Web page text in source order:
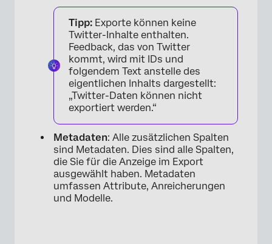
Tipp: Exporte können keine
Twitter-Inhalte enthalten.
Feedback, das von Twitter
kommt, wird mit IDs und
folgendem Text anstelle des
eigentlichen Inhalts dargestellt:
„Twitter-Daten können nicht
exportiert werden.“
Metadaten: Alle zusätzlichen Spalten
sind Metadaten. Dies sind alle Spalten,
die Sie für die Anzeige im Export
ausgewählt haben. Metadaten
umfassen Attribute, Anreicherungen
und Modelle.